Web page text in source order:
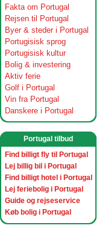
Fakta om Portugal
Rejsen til Portugal
Byer & steder i Portugal
Portugisisk sprog
Portugisisk kultur
Bolig & investering
Aktiv ferie
Golf i Portugal
Vin fra Portugal
Danskere i Portugal
Portugal tilbud
Find billigt fly til Portugal
Lej billig bil i Portugal
Find billigt hotel i Portugal
Lej feriebolig i Portugal
Guide og rejseservice
Køb bolig i Portugal